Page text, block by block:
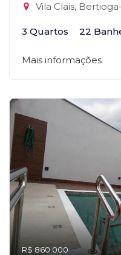
Vila Clais,
3 Quartos 22
Mais informações
R$ 860.000